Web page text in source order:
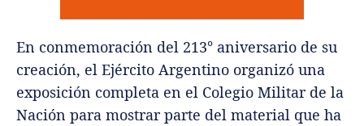
En conmemoración del 213° aniversario de su
creación, el Ejército Argentino organizó una
exposición completa en el Colegio Militar de la
Nación para mostrar parte del material que ha